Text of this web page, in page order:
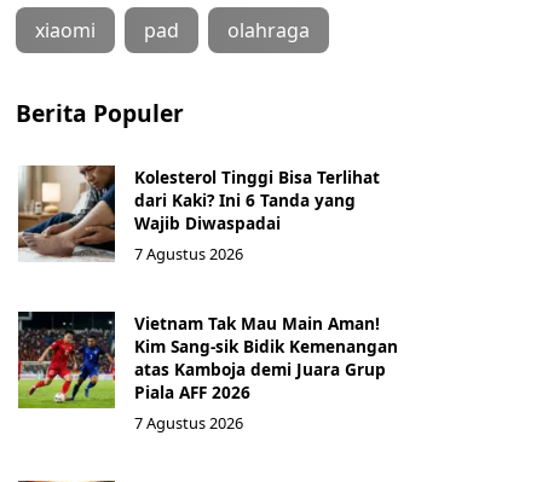
xiaomi pad olahraga
Berita Populer
Kolesterol Tinggi Bisa Terlihat
dari Kaki? Ini 6 Tanda yang
Wajib Diwaspadai
7 Agustus 2026
Vietnam Tak Mau Main Aman!
Kim Sang-sik Bidik Kemenangan
atas Kamboja demi Juara Grup
Piala AFF 2026
7 Agustus 2026